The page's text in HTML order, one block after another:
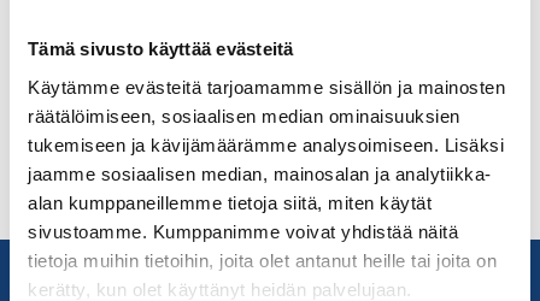
Tämä sivusto käyttää evästeitä
Käytämme evästeitä tarjoamamme sisällön ja mainosten
räätälöimiseen, sosiaalisen median ominaisuuksien
tukemiseen ja kävijämäärämme analysoimiseen. Lisäksi
jaamme sosiaalisen median, mainosalan ja analytiikka-
alan kumppaneillemme tietoja siitä, miten käytät
sivustoamme. Kumppanimme voivat yhdistää näitä
tietoja muihin tietoihin, joita olet antanut heille tai joita on
kerätty, kun olet käyttänyt heidän palvelujaan.
viikonlopun kisoista alta (toimittaja Olli Ikäheimo,
täältä: https://www.aamulehti.fi/mainos/ideapark/art-
2000008805078.html Lue myös Yrjö Kareksen
kirjoittama Aamulehden artikkeli täältä. Judon SM-
kilpailujen kuvat ovat vapaasti seurojen käytettävissä.
Tuhansista kuvista poimitut otokset ovat jakaneet
judoyhteisön ja median käyttöön Kalle Kiviniemi […]
Yhteystiedot